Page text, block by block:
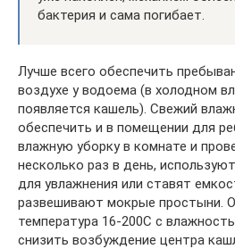
бактерия и сама погибает.
Лучше всего обеспечить
воздухе у водоема (в холодном
появляется кашель). Свежий
обеспечить и в помещении для
влажную уборку в комнате и
несколько раз в день,
для увлажнения или ставят
развешивают мокрые простыни.
температура 16-200С с
снизить возбуждение центра